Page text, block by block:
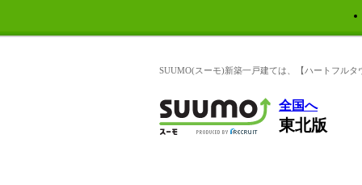
SUUMO(スーモ)新築一戸建ては、【ハートフル
全国へ
東北版